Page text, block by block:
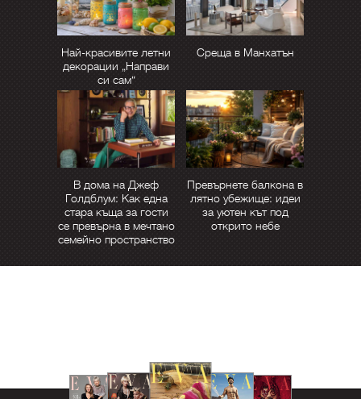
Най-красивите летни
декорации „Направи
си сам“
Среща в Манхатън
В дома на Джеф
Голдблум: Как една
стара къща за гости
се превърна в мечтано
семейно пространство
Превърнете балкона в
лятно убежище: идеи
за уютен кът под
открито небе